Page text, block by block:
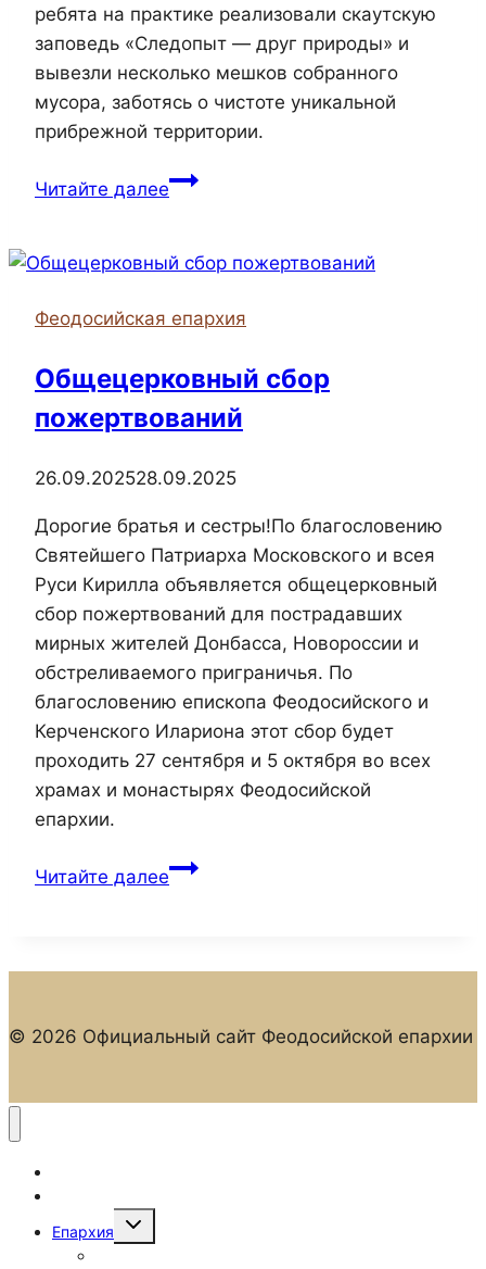
ребята на практике реализовали скаутскую
заповедь «Следопыт — друг природы» и
вывезли несколько мешков собранного
мусора, заботясь о чистоте уникальной
прибрежной территории.
Читайте далееКерченский
побывал
Генеральских
Караларского
ландшафтного
Феодосийская епархия
Общецерковный сбор
пожертвований
26.09.202528.09.2025
Дорогие братья и сестры!По благословению
Святейшего Патриарха Московского и всея
Руси Кирилла объявляется общецерковный
сбор пожертвований для пострадавших
мирных жителей Донбасса, Новороссии и
обстреливаемого приграничья. По
благословению епископа Феодосийского и
Керченского Илариона этот сбор будет
проходить 27 сентября и 5 октября во всех
храмах и монастырях Феодосийской
епархии.
Читайте далееОбщецерковный
© 2026 Официальный сайт Феодосийской епархии
Епархия
Переключить
дочернее